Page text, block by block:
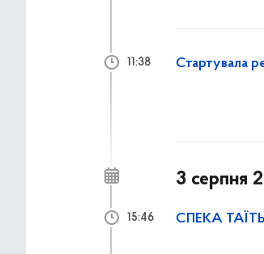
Стартувала
11:38
3 серпня
СПЕКА
15:46